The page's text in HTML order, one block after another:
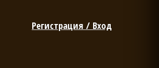
Регистрация / Вход